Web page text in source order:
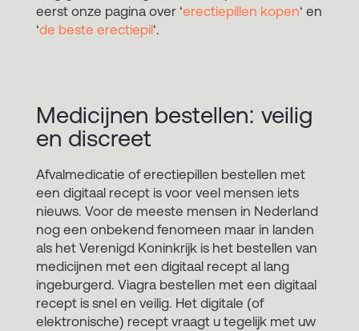
eerst onze pagina over ‘erectiepillen kopen‘ en
‘de beste erectiepil‘.
Medicijnen bestellen: veilig
en discreet
Afvalmedicatie of erectiepillen bestellen met
een digitaal recept is voor veel mensen iets
nieuws. Voor de meeste mensen in Nederland
nog een onbekend fenomeen maar in landen
als het Verenigd Koninkrijk is het bestellen van
medicijnen met een digitaal recept al lang
ingeburgerd. Viagra bestellen met een digitaal
recept is snel en veilig. Het digitale (of
elektronische) recept vraagt u tegelijk met uw